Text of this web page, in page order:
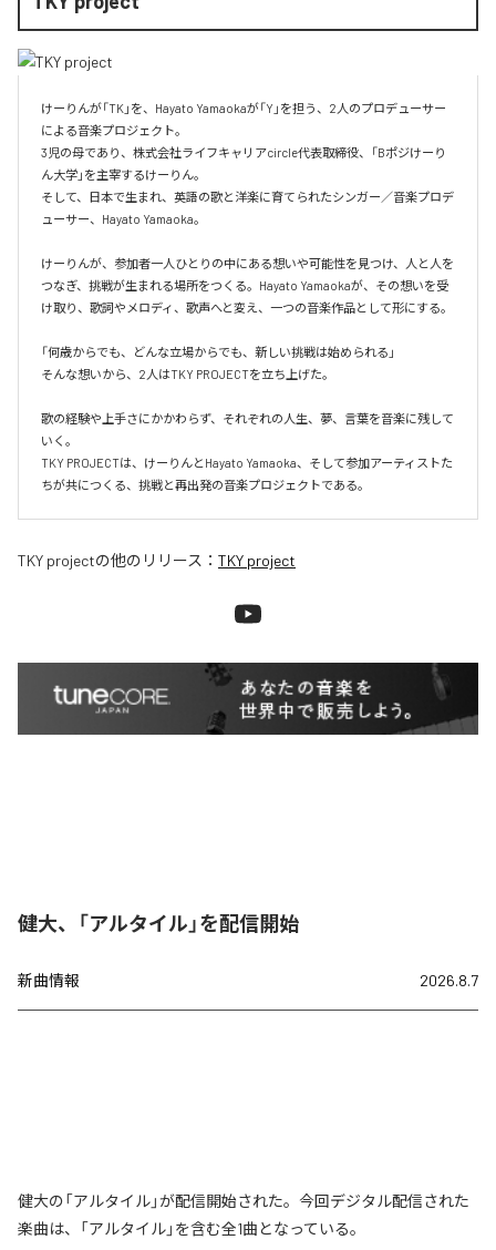
けーりんが「TK」を、Hayato Yamaokaが「Y」を担う、2人のプロデューサー
による音楽プロジェクト。
3児の母であり、株式会社ライフキャリアcircle代表取締役、「Bポジけーり
ん大学」を主宰するけーりん。
そして、日本で生まれ、英語の歌と洋楽に育てられたシンガー／音楽プロデ
ューサー、Hayato Yamaoka。
けーりんが、参加者一人ひとりの中にある想いや可能性を見つけ、人と人を
つなぎ、挑戦が生まれる場所をつくる。Hayato Yamaokaが、その想いを受
け取り、歌詞やメロディ、歌声へと変え、一つの音楽作品として形にする。
「何歳からでも、どんな立場からでも、新しい挑戦は始められる」
そんな想いから、2人はTKY PROJECTを立ち上げた。
歌の経験や上手さにかかわらず、それぞれの人生、夢、言葉を音楽に残して
いく。
TKY PROJECTは、けーりんとHayato Yamaoka、そして参加アーティストた
ちが共につくる、挑戦と再出発の音楽プロジェクトである。
TKY projectの他のリリース： TKY project
健大、「アルタイル」を配信開始
新曲情報 2026.8.7
健大の「アルタイル」が配信開始された。今回デジタル配信された
楽曲は、「アルタイル」を含む全1曲となっている。